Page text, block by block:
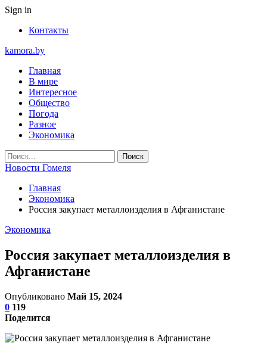
Sign in
Контакты
kamora.by
Главная
В мире
Интересное
Общество
Погода
Разное
Экономика
Новости Гомеля
Главная
Экономика
Россия закупает металлоизделия в Афганистане
Экономика
Россия закупает металлоизделия в
Афганистане
Опубликовано Май 15, 2024
0 119
Поделится